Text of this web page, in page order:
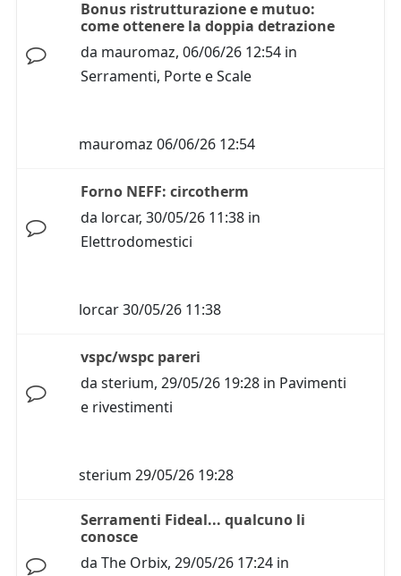
Bonus ristrutturazione e mutuo:
come ottenere la doppia detrazione
da mauromaz, 06/06/26 12:54 in
Serramenti, Porte e Scale
mauromaz 06/06/26 12:54
Forno NEFF: circotherm
da lorcar, 30/05/26 11:38 in
Elettrodomestici
lorcar30/05/26 11:38
vspc/wspc pareri
da sterium, 29/05/26 19:28 in Pavimenti
e rivestimenti
sterium 29/05/26 19:28
Serramenti Fideal... qualcuno li
conosce
da The Orbix, 29/05/26 17:24 in